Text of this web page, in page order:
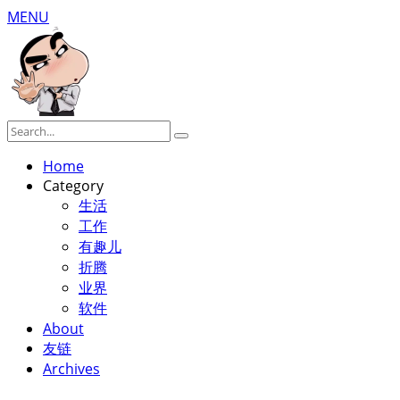
MENU
Home
Category
生活
工作
有趣儿
折腾
业界
软件
About
友链
Archives